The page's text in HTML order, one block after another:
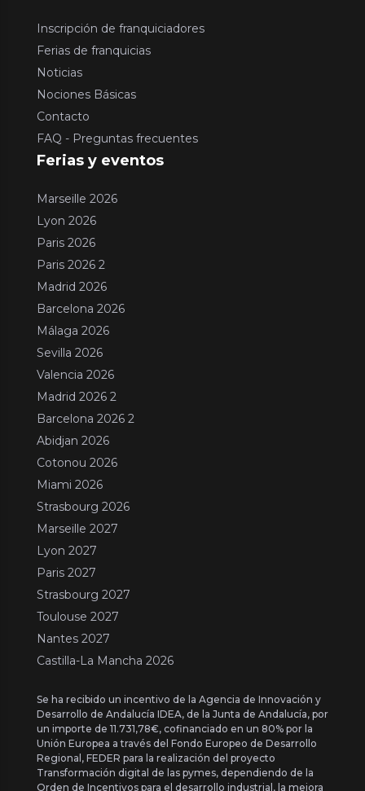
Inscripción de franquiciadores
Ferias de franquicias
Noticias
Nociones Básicas
Contacto
FAQ - Preguntas frecuentes
Ferias y eventos
Marseille 2026
Lyon 2026
Paris 2026
Paris 2026 2
Madrid 2026
Barcelona 2026
Málaga 2026
Sevilla 2026
Valencia 2026
Madrid 2026 2
Barcelona 2026 2
Abidjan 2026
Cotonou 2026
Miami 2026
Strasbourg 2026
Marseille 2027
Lyon 2027
Paris 2027
Strasbourg 2027
Toulouse 2027
Nantes 2027
Castilla-La Mancha 2026
Se ha recibido un incentivo de la Agencia de Innovación y
Desarrollo de Andalucía IDEA, de la Junta de Andalucía, por
un importe de 11.731,78€, cofinanciado en un 80% por la
Unión Europea a través del Fondo Europeo de Desarrollo
Regional, FEDER para la realización del proyecto
Transformación digital de las pymes, dependiendo de la
Orden de Incentivos para el desarrollo industrial, la mejora